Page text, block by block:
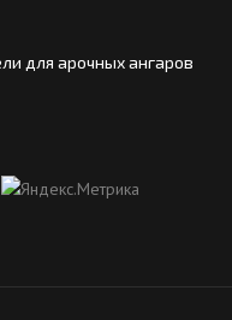
для арочных ангаров